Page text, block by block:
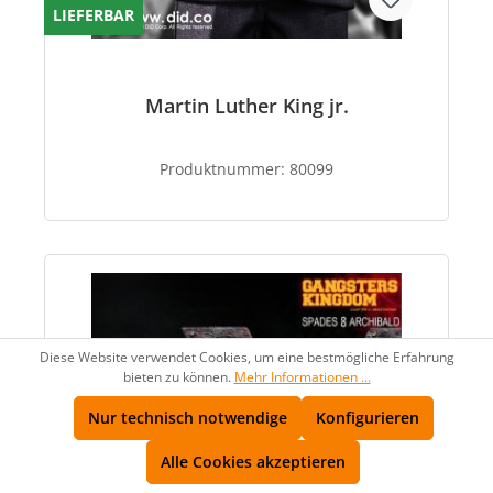
LIEFERBAR
Martin Luther King jr.
Produktnummer: 80099
Diese Website verwendet Cookies, um eine bestmögliche Erfahrung
bieten zu können. Mehr Informationen ...
Nur technisch notwendige Konfigurieren
Alle Cookies akzeptieren